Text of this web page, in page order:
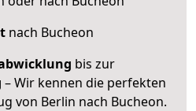
nach Bucheon
bis zur
– Wir kennen die perfekten
von Berlin nach Bucheon.